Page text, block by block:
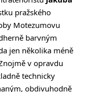
pražského
Motezumovu
barvným
jen několika méně
v opravdu
technicky
obdivuhodně